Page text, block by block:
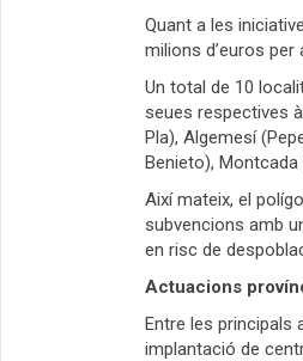
Quant a les
milions d’euros
Un total de 10
seues respectives
Pla), Algemesí
Benieto),
Així mateix, el
subvencions amb
en risc de
Actuacions
Entre les principals
implantació de